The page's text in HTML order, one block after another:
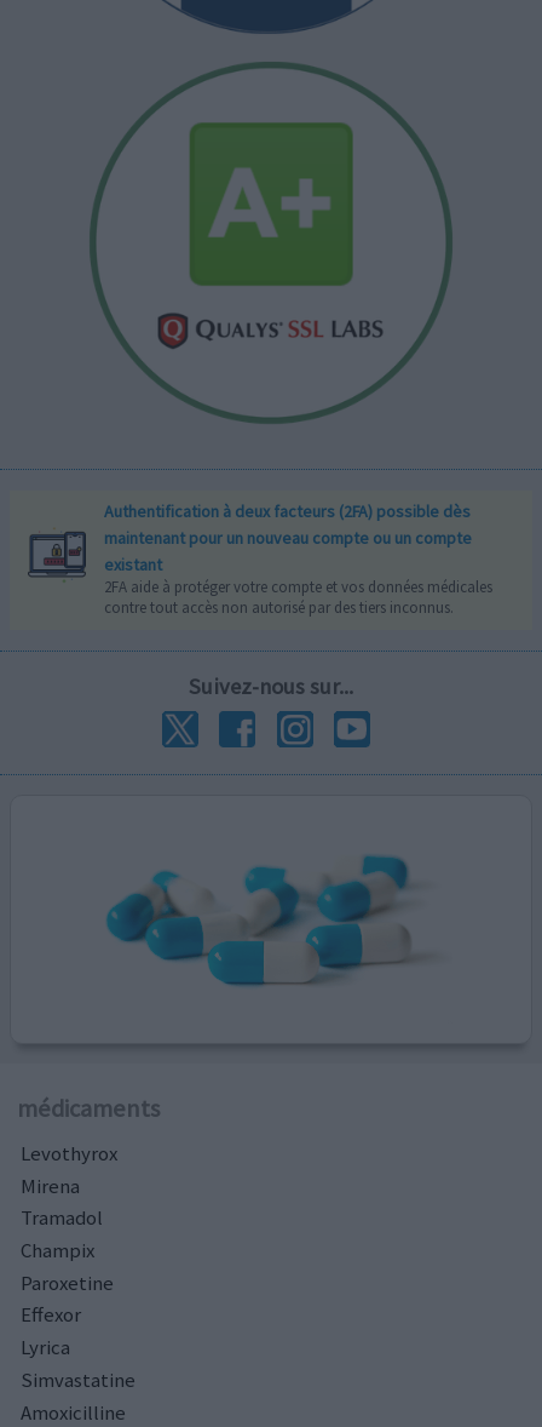
Authentification à deux facteurs (2FA) possible dès
maintenant pour un nouveau compte ou un compte
existant
2FA aide à protéger votre compte et vos données médicales
contre tout accès non autorisé par des tiers inconnus.
Suivez-nous sur...
médicaments
Levothyrox
Mirena
Tramadol
Champix
Paroxetine
Effexor
Lyrica
Simvastatine
Amoxicilline